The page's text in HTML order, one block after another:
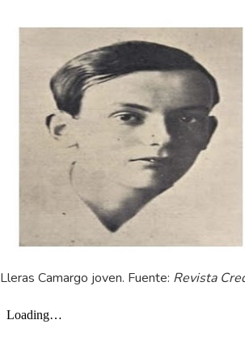
Lleras Camargo joven. Fuente: Revista